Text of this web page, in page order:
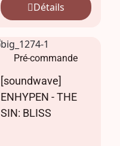
Détails
Pré-commande
[soundwave]
ENHYPEN - THE
SIN: BLISS